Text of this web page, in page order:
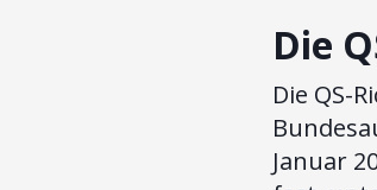
Die
Die QS-
Januar